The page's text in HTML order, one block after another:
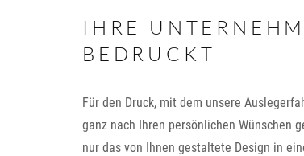
IHRE
BEDRUCKT
Für den Druck, mit dem unsere
ganz nach Ihren persönlichen Wünschen
nur das von Ihnen gestaltete Design in